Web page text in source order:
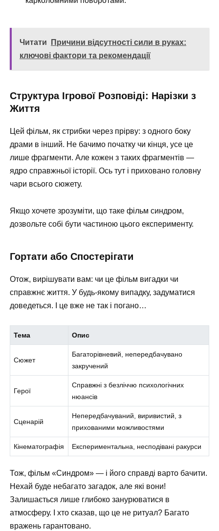
Читати
Причини відсутності сили в руках:
ключові фактори та рекомендації
Структура Ігрової Розповіді: Нарізки з
Життя
Цей фільм, як стрибки через прірву: з одного боку
драми в інший. Не бачимо початку чи кінця, усе це
лише фрагменти. Але кожен з таких фрагментів —
ядро справжньої історії. Ось тут і приховано головну
чари всього сюжету.
Якщо хочете зрозуміти, що таке фільм синдром,
дозвольте собі бути частиною цього експерименту.
Гортати або Спостерігати
Отож, вирішувати вам: чи це фільм вигадки чи
справжнє життя. У будь-якому випадку, задуматися
доведеться. І це вже не так і погано…
Тема Опис
Сюжет
Багаторівневий, непередбачувано
закручений
Герої
Справжні з безліччю психологічних
нюансів
Сценарій
Непередбачуваний, виривистий, з
прихованими можливостями
Кінематографія Експериментальна, несподівані ракурси
Тож, фільм «Синдром» — і його справді варто бачити.
Нехай буде небагато загадок, але які вони!
Залишається лише глибоко занурюватися в
атмосферу. І хто сказав, що це не ритуал? Багато
вражень гарантовано.